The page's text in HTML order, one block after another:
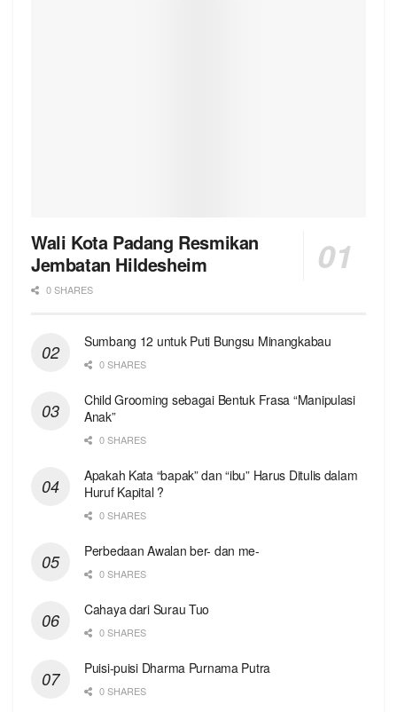
Wali Kota Padang Resmikan
Jembatan Hildesheim
0 SHARES
Sumbang 12 untuk Puti Bungsu Minangkabau
0 SHARES
Child Grooming sebagai Bentuk Frasa “Manipulasi
Anak”
0 SHARES
Apakah Kata “bapak” dan “ibu” Harus Ditulis dalam
Huruf Kapital ?
0 SHARES
Perbedaan Awalan ber- dan me-
0 SHARES
Cahaya dari Surau Tuo
0 SHARES
Puisi-puisi Dharma Purnama Putra
0 SHARES